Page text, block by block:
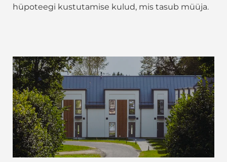
hüpoteegi kustutamise kulud, mis tasub müüja.